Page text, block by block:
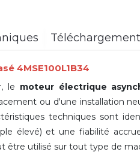
Téléchargement
4MSE100L1B34
le moteur électrique
ou d'une installation
techniques sont
élevé) et une fiabilité
être utilisé sur tout type de